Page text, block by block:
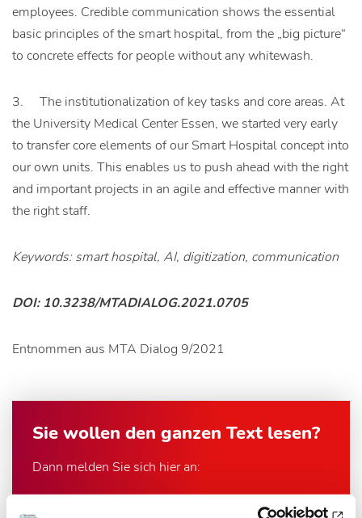
employees. Credible communication shows the essential
basic principles of the smart hospital, from the „big picture“
to concrete effects for people without any whitewash.
3. The institutionalization of key tasks and core areas. At
the University Medical Center Essen, we started very early
to transfer core elements of our Smart Hospital concept into
our own units. This enables us to push ahead with the right
and important projects in an agile and effective manner with
the right staff.
Keywords: smart hospital, AI, digitization, communication
DOI: 10.3238/MTADIALOG.2021.0705
Entnommen aus MTA Dialog 9/2021
Sie wollen den ganzen Text lesen?
Dann melden Sie sich hier an:
Ihre E-Mail-Adresse